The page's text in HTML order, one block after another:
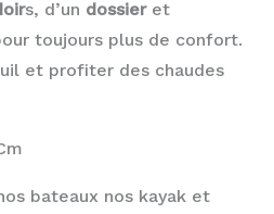
s, d’un dossieret
toujours plus de confort.
et profiter des chaudes
bateaux nos kayak et